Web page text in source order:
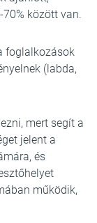
között van.
foglalkozások
(labda,
mert segít a
jelent a
és
működik,